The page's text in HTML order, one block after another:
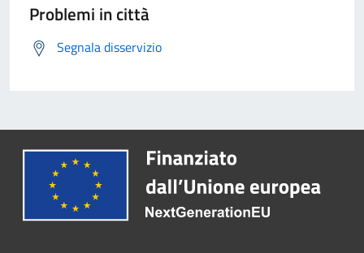
Problemi in città
Segnala disservizio